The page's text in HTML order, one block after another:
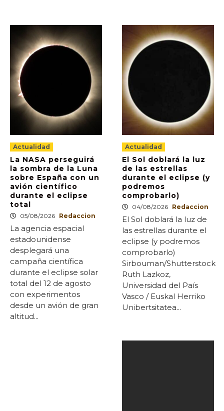
Actualidad
La NASA perseguirá
la sombra de la Luna
sobre España con un
avión científico
durante el eclipse
total
05/08/2026 Redaccion
La agencia espacial
estadounidense
desplegará una
campaña científica
durante el eclipse solar
total del 12 de agosto
con experimentos
desde un avión de gran
altitud...
Actualidad
El Sol doblará la luz
de las estrellas
durante el eclipse (y
podremos
comprobarlo)
04/08/2026 Redaccion
El Sol doblará la luz de
las estrellas durante el
eclipse (y podremos
comprobarlo)
Sirbouman/Shutterstock
Ruth Lazkoz,
Universidad del País
Vasco / Euskal Herriko
Unibertsitatea...